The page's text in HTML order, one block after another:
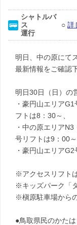
シャトルバ
ス
運行
○ 詳
明日、中の原にて
最新情報をご確認
明日30日（日）の
・豪円山エリア
フトは8：30～、
・中の原エリア
号リフトは9：00～
・豪円山エリア
※アクセスリフト
※キッズパーク「
※槇原駐車場から
●鳥取県民のかた